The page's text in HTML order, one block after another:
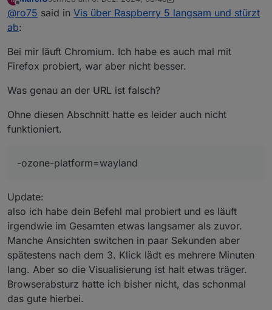
stürzt ab :
Da bekomme ich Fragezeichen. Also wenn du kein
@marcio sagte in Vis über Raspberry 5 langsam und
--disk-cache-size=0
hier auch
bei Dir. Chrom oder Chromium oder?
Ro75.
Offline zuletzt editiert von MarcIO12. Juni 2024, 11:49
@ro75 said in Vis über Raspberry 5 langsam und stürzt
ab:
Bei mir läuft Chromium. Ich habe es auch mal mit
Firefox probiert, war aber nicht besser.
Was genau an der URL ist falsch?
Ohne diesen Abschnitt hatte es leider auch nicht
funktioniert.
-ozone-platform=wayland
Update:
also ich habe dein Befehl mal probiert und es läuft
irgendwie im Gesamten etwas langsamer als zuvor.
Manche Ansichten switchen in paar Sekunden aber
spätestens nach dem 3. Klick lädt es mehrere Minuten
lang. Aber so die Visualisierung ist halt etwas träger.
Browserabsturz hatte ich bisher nicht, das schonmal
das gute hierbei.